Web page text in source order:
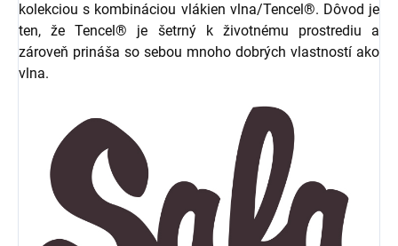
kolekciou s kombináciou vlákien vlna/Tencel®. Dôvod je
ten, že Tencel® je šetrný k životnému prostrediu a
zároveň prináša so sebou mnoho dobrých vlastností ako
vlna.